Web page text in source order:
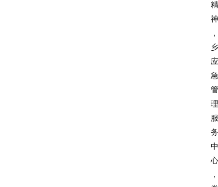
精
神
，
乡
应
急
管
理
服
务
中
心
，